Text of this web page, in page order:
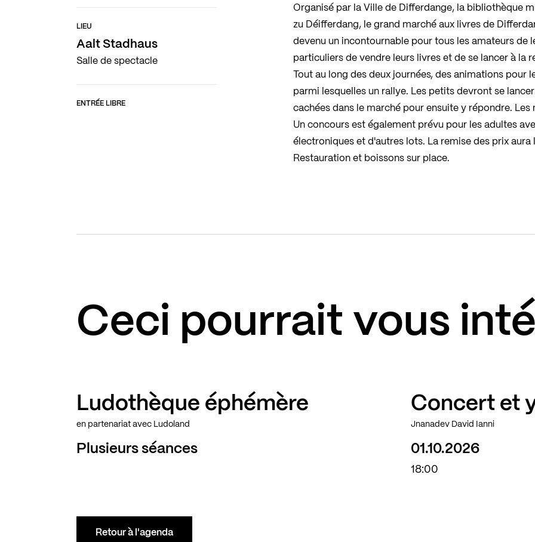
LIEU
Aalt Stadhaus
Salle de spectacle
ENTRÉE LIBRE
Organisé par la Ville de Differdange, la bibliothèque
zu Déifferdang, le grand marché aux livres de
devenu un incontournable pour tous les amateurs de
particuliers de vendre leurs livres et de se lancer à la
Tout au long des deux journées, des animations pour
parmi lesquelles un rallye. Les petits devront se
cachées dans le marché pour ensuite y répondre.
Un concours est également prévu pour les adultes
électroniques et d'autres lots. La remise des prix aura
Restauration et boissons sur place.
Ceci pourrait vous
Ludothèque éphémère
en partenariat avec Ludoland
Plusieurs séances
Complet
Concert et
Jnanadev David Ianni
01.10.2026
18:00
Retour à l'agenda